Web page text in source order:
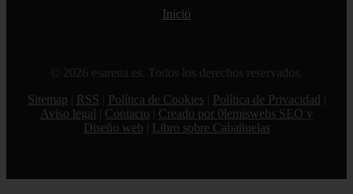
Inicio
© 2026 esarena.es. Todos los derechos reservados.
Sitemap
RSS Política de Cookies Política de Privacidad
Aviso legal
Contacto
Creado por 0lemiswebs SEO y
Diseño web
Libro sobre Cabañuelas